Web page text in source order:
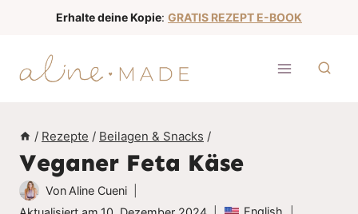
Erhalte deine Kopie: GRATIS REZEPT E-BOOK
/ Rezepte / Beilagen & Snacks /
Veganer Feta Käse
Von Aline Cueni
English